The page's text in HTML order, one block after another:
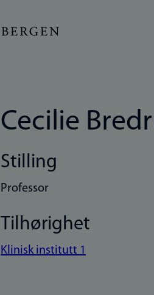
Cecilie
Stilling
Professor
Tilhørighet
Klinisk institutt 1